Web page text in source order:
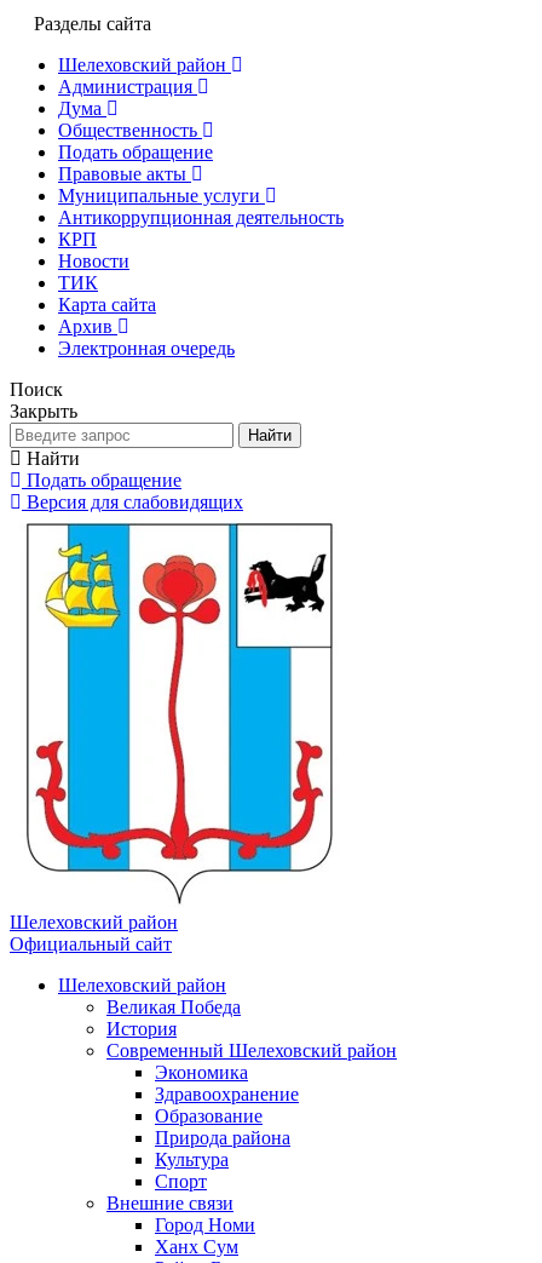
Разделы сайта
Шелеховский район
Администрация
Дума
Общественность
Подать обращение
Правовые акты
Муниципальные услуги
Антикоррупционная деятельность
КРП
Новости
ТИК
Карта сайта
Архив
Электронная очередь
Поиск
Закрыть
Найти
Найти
Подать обращение
Версия для слабовидящих
Шелеховский район
Официальный сайт
Шелеховский район
Великая Победа
История
Современный Шелеховский район
Экономика
Здравоохранение
Образование
Природа района
Культура
Спорт
Внешние связи
Город Номи
Ханх Сум